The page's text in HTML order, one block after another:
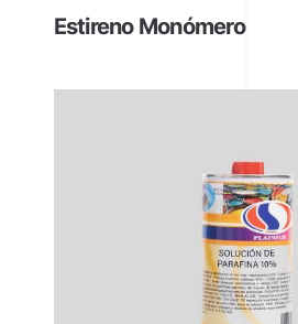
Estireno Monómero